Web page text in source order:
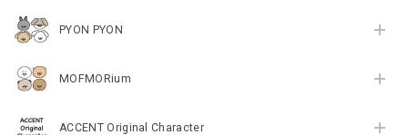
PYON PYON
MOFMORium
ACCENT Original Character